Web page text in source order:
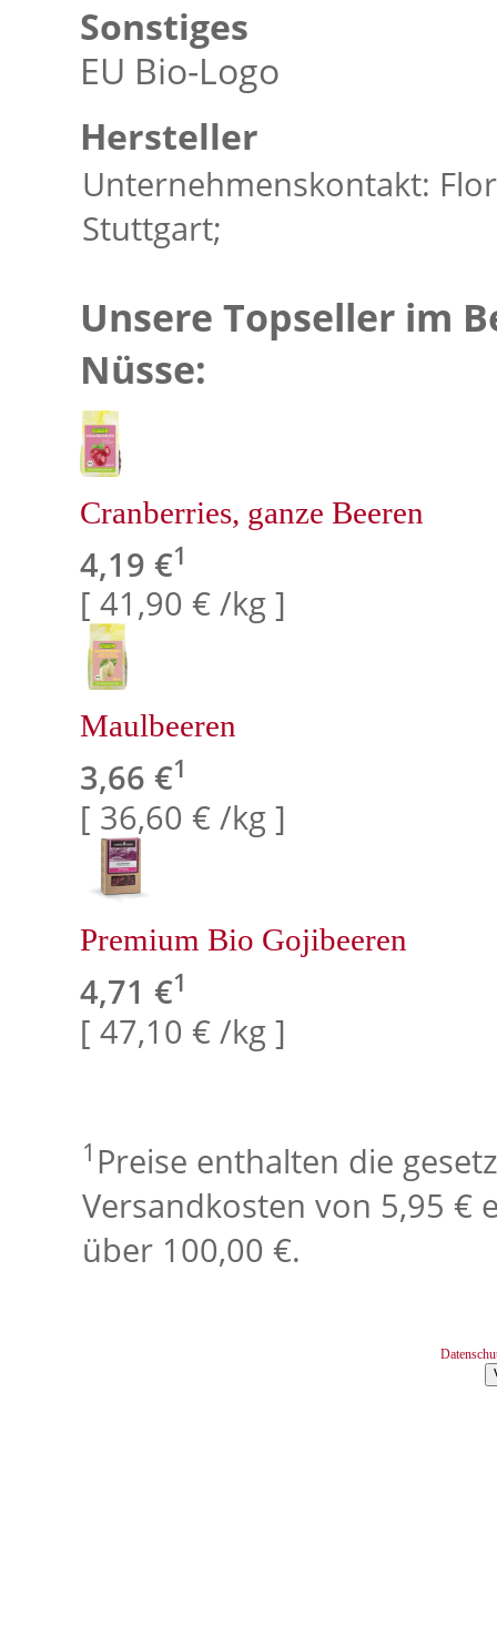
Sonstiges
EU Bio-Logo
Hersteller
Unternehmenskontakt:
Stuttgart;
Unsere Topseller im
Nüsse:
Cranberries, ganze Beeren
4,19 €1
[ 41,90 € /kg ]
Maulbeeren
3,66 €1
[ 36,60 € /kg ]
Premium Bio Gojibeeren
4,71 €1
[ 47,10 € /kg ]
1 Preise enthalten die
Versandkosten von 5,95 €
über 100,00 €.